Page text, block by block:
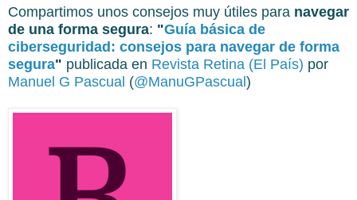
Compartimos unos consejos muy útiles para navegar
de una forma segura: "Guía básica de
ciberseguridad: consejos para navegar de forma
segura" publicada en Revista Retina (El País) por
Manuel G Pascual (@ManuGPascual)